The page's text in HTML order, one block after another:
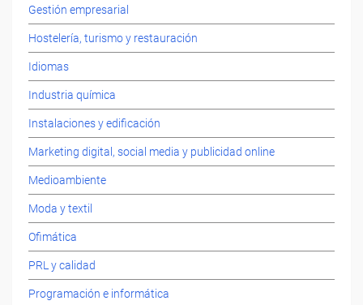
Gestión empresarial
Hostelería, turismo y restauración
Idiomas
Industria química
Instalaciones y edificación
Marketing digital, social media y publicidad online
Medioambiente
Moda y textil
Ofimática
PRL y calidad
Programación e informática